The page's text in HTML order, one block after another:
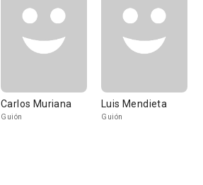
Carlos Muriana
Guión
Luis Mendieta
Guión